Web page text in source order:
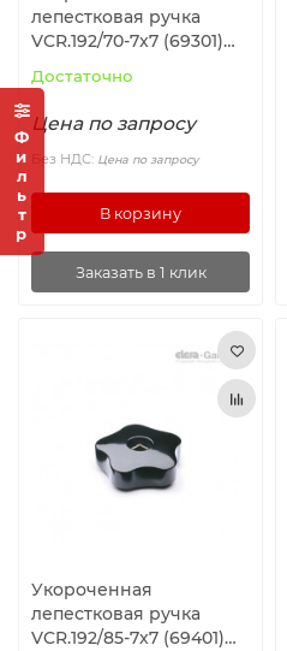
Фильтр
лепестковая ручка
VCR.192/70-7x7 (69301)
Достаточно
Цена по запросу
Без НДС: Цена по запросу
В корзину
Заказать в 1 клик
Укороченная
лепестковая ручка
VCR.192/85-7x7 (69401)